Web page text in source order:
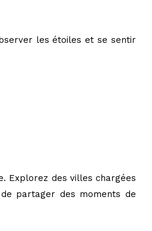
les étoiles et se sentir
Explorez des villes chargées
partager des moments de